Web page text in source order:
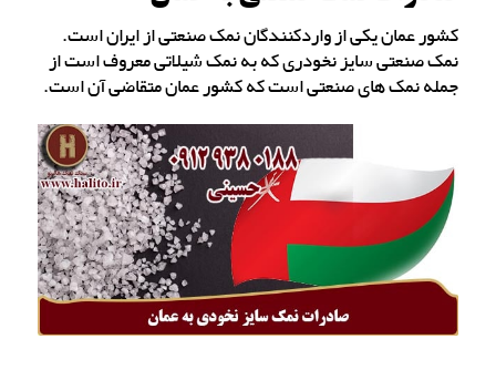
کشور عمان یکی از واردکنندگان نمک صنعتی از ایران است.
نمک صنعتی سایز نخودری که به نمک شیلاتی معروف است از
جمله نمک های صنعتی است که کشور عمان متقاضی آن است.